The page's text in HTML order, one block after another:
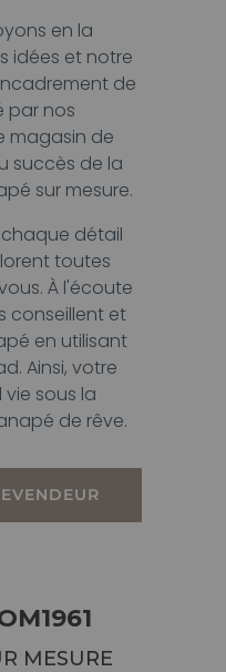
en la
idées et notre
de
par nos
magasin de
succès de la
sur mesure.
détail
toutes
À l'écoute
conseillent et
en utilisant
Ainsi, votre
sous la
de rêve.
MESURE